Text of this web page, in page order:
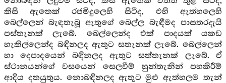
කිසි ඇතෙක් රජමිදුලෙහි සිටීද, එහි ඇත්හලෙහි
බෙල්ලෙන් බැඳතැබූ ඇතුගේ බෙල්ල බැඳීමද පාසතරදැයි
පස්තැනක් ලැබේ. බෙල්ලෙන්ද එක් පාදයක් යකඩ
හැකිල්ලෙන්ද බඳිනලද ඇතුට සතැනක් ලැබේ. බෙල්ලෙන්
හා දෙපාදයෙන් බඳිනලද ඇතුට සත්තැනක් ලැබේ. ඒ
ස්ථානයන්ගේ වසයෙන් සෙලවීම් හුන්තැනින් පහකිරීම්
ආදිය දතයුතුය. නොබඳිනලද ඇතුට මුළු ඇත්හලම තැන්